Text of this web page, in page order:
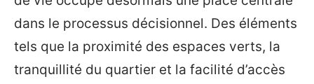
dans le processus décisionnel. Des éléments
tels que la proximité des espaces verts, la
tranquillité du quartier et la facilité d’accès